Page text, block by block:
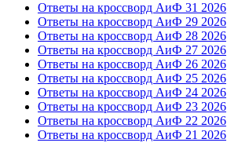
Ответы на кроссворд АиФ 31 2026
Ответы на кроссворд АиФ 29 2026
Ответы на кроссворд АиФ 28 2026
Ответы на кроссворд АиФ 27 2026
Ответы на кроссворд АиФ 26 2026
Ответы на кроссворд АиФ 25 2026
Ответы на кроссворд АиФ 24 2026
Ответы на кроссворд АиФ 23 2026
Ответы на кроссворд АиФ 22 2026
Ответы на кроссворд АиФ 21 2026